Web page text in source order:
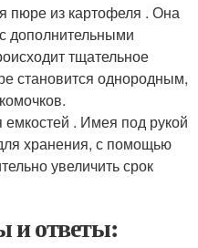
пюре из картофеля . Она
дополнительными
тщательное
становится однородным,
. Имея под рукой
хранения, с помощью
увеличить срок
и ответы: